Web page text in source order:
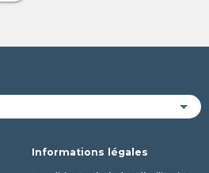
Informations légales